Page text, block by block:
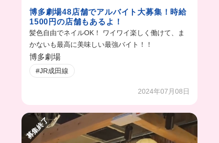
博多劇場48店舗でアルバイト大募集！時給
1500円の店舗もあるよ！
髪色自由でネイルOK！ ワイワイ楽しく働けて、ま
かないも最高に美味しい最強バイト！！
博多劇場
#JR成田線
2024年07月08日
募集終了